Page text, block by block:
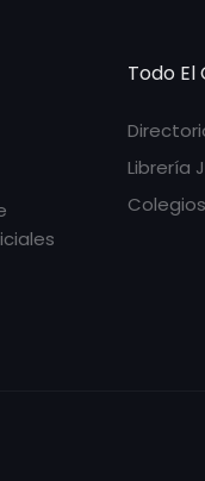
Todo
Librería